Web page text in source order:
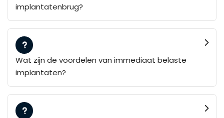
implantatenbrug?
Wat zijn de voordelen van immediaat belaste
implantaten?